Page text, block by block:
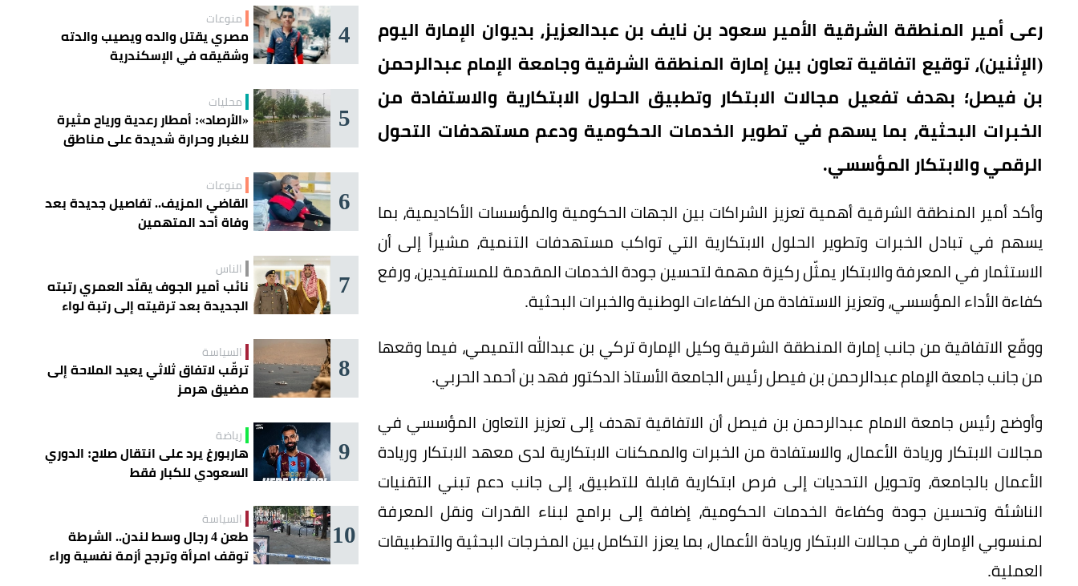
رعى أمير المنطقة الشرقية الأمير سعود بن نايف بن عبدالعزيز، بديوان الإمارة اليوم
(الإثنين)، توقيع اتفاقية تعاون بين إمارة المنطقة الشرقية وجامعة الإمام عبدالرحمن
بن فيصل؛ بهدف تفعيل مجالات الابتكار وتطبيق الحلول الابتكارية والاستفادة من
الخبرات البحثية، بما يسهم في تطوير الخدمات الحكومية ودعم مستهدفات التحول
الرقمي والابتكار المؤسسي.
وأكد أمير المنطقة الشرقية أهمية تعزيز الشراكات بين الجهات الحكومية والمؤسسات الأكاديمية، بما
يسهم في تبادل الخبرات وتطوير الحلول الابتكارية التي تواكب مستهدفات التنمية، مشيراً إلى أن
الاستثمار في المعرفة والابتكار يمثّل ركيزة مهمة لتحسين جودة الخدمات المقدمة للمستفيدين، ورفع
كفاءة الأداء المؤسسي، وتعزيز الاستفادة من الكفاءات الوطنية والخبرات البحثية.
ووقّع الاتفاقية من جانب إمارة المنطقة الشرقية وكيل الإمارة تركي بن عبدالله التميمي، فيما وقعها
من جانب جامعة الإمام عبدالرحمن بن فيصل رئيس الجامعة الأستاذ الدكتور فهد بن أحمد الحربي.
وأوضح رئيس جامعة الامام عبدالرحمن بن فيصل أن الاتفاقية تهدف إلى تعزيز التعاون المؤسسي في
مجالات الابتكار وريادة الأعمال، والاستفادة من الخبرات والممكنات الابتكارية لدى معهد الابتكار وريادة
الأعمال بالجامعة، وتحويل التحديات إلى فرص ابتكارية قابلة للتطبيق، إلى جانب دعم تبني التقنيات
الناشئة وتحسين جودة وكفاءة الخدمات الحكومية، إضافة إلى برامج لبناء القدرات ونقل المعرفة
لمنسوبي الإمارة في مجالات الابتكار وريادة الأعمال، بما يعزز التكامل بين المخرجات البحثية والتطبيقات
العملية.
4 منوعات
مصري يقتل والده ويصيب والدته
وشقيقه في الإسكندرية
5 محليات
«الأرصاد»: أمطار رعدية ورياح مثيرة
للغبار وحرارة شديدة على مناطق
6 منوعات
القاضي المزيف.. تفاصيل جديدة بعد
وفاة أحد المتهمين
7 الناس
نائب أمير الجوف يقلّد العمري رتبته
الجديدة بعد ترقيته إلى رتبة لواء
8 السياسة
ترقّب لاتفاق ثلاثي يعيد الملاحة إلى
مضيق هرمز
9 رياضة
هاربورغ يرد على انتقال صلاح: الدوري
السعودي للكبار فقط
10 السياسة
طعن 4 رجال وسط لندن.. الشرطة
توقف امرأة وترجح أزمة نفسية وراء